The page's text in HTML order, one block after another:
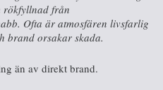
rökfyllnad från
Ofta är atmosfären livsfarlig
brand orsakar skada.
än av direkt brand.